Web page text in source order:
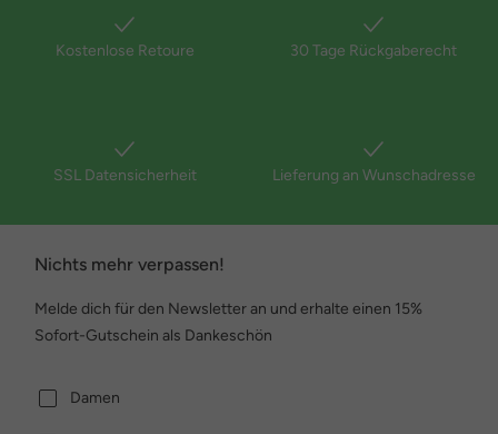
Kostenlose Retoure 30 Tage Rückgaberecht
SSL Datensicherheit Lieferung an Wunschadresse
Nichts mehr verpassen!
Melde dich für den Newsletter an und erhalte einen 15%
Sofort-Gutschein als Dankeschön
Damen